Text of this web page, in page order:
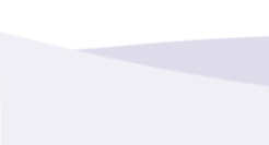
GOBERNACION PROVINCIAL